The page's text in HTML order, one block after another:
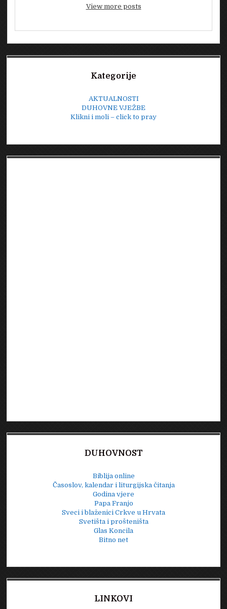
View more posts
Kategorije
AKTUALNOSTI
DUHOVNE VJEŽBE
Klikni i moli – click to pray
DUHOVNOST
Biblija online
Časoslov, kalendar i liturgijska čitanja
Godina vjere
Papa Franjo
Sveci i blaženici Crkve u Hrvata
Svetišta i prošteništa
Glas Koncila
Bitno net
LINKOVI